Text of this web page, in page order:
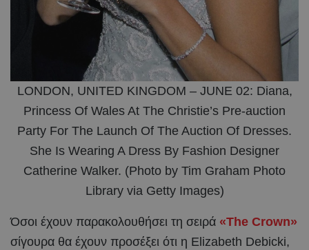
LONDON, UNITED KINGDOM – JUNE 02: Diana,
Princess Of Wales At The Christie’s Pre-auction
Party For The Launch Of The Auction Of Dresses.
She Is Wearing A Dress By Fashion Designer
Catherine Walker. (Photo by Tim Graham Photo
Library via Getty Images)
Όσοι έχουν παρακολουθήσει τη σειρά «The Crown»
σίγουρα θα έχουν προσέξει ότι η Elizabeth Debicki,